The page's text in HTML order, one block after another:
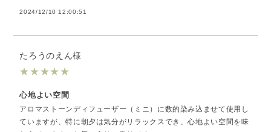
2024/12/10 12:00:51
たろうのえん様
★★★★★
心地よい空間
アロマストーンディフューザー（ミニ）に数的染み込ませて使用し
ていますが、特に朝夕は気分がリラックスでき、心地よい空間を味